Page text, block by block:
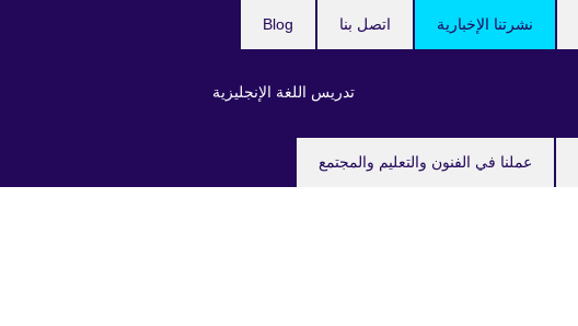
عملنا في الفنون والتعليم والمجتمع
تدريس اللغة الإنجليزية
نشرتنا الإخبارية اتصل بنا Blog